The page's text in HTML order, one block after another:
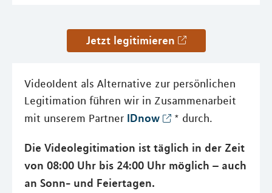
Jetzt legitimieren
VideoIdent als Alternative zur persönlichen
Legitimation führen wir in Zusammenarbeit
mit unserem Partner IDnow * durch.
Die Videolegitimation ist täglich in der Zeit
von 08:00 Uhr bis 24:00 Uhr möglich – auch
an Sonn- und Feiertagen.